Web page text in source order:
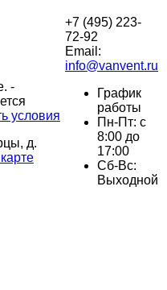
-
условия
д.
+7 (495) 223-
72-92
Email:
info@vanvent.ru
График
работы
Пн-Пт: с
8:00 до
17:00
Сб-Вс:
Выходной